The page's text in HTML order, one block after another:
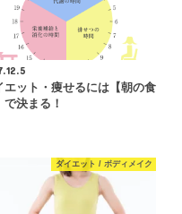
エット・痩せるには【朝の食
で決まる！
ダイエット / ボディメイク